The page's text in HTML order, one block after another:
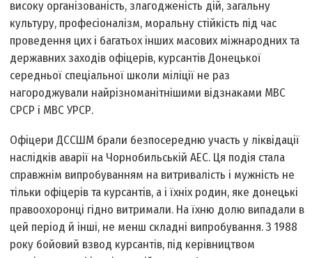
високу організованість, злагодженість дій, загальну
культуру, професіоналізм, моральну стійкість під час
проведення цих і багатьох інших масових міжнародних та
державних заходів офіцерів, курсантів Донецької
середньої спеціальної школи міліції не раз
нагороджували найрізноманітнішими відзнаками МВС
СРСР і МВС УРСР.
Офіцери ДССШМ брали безпосередню участь у ліквідації
наслідків аварії на Чорнобильській АЕС. Ця подія стала
справжнім випробуванням на витривалість і мужність не
тільки офіцерів та курсантів, а і їхніх родин, яке донецькі
правоохоронці гідно витримали. На їхню долю випадали в
цей період й інші, не менш складні випробування. З 1988
року бойовий взвод курсантів, під керівництвом